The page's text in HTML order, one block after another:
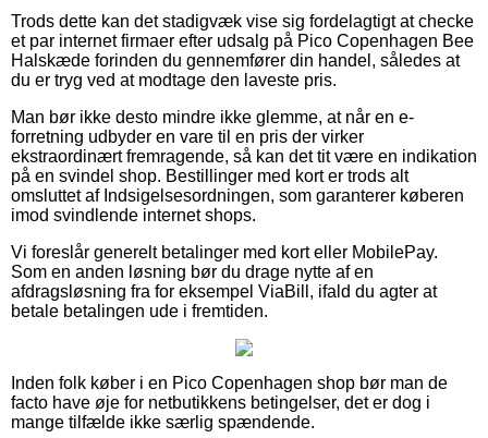
Trods dette kan det stadigvæk vise sig fordelagtigt at checke
et par internet firmaer efter udsalg på Pico Copenhagen Bee
Halskæde forinden du gennemfører din handel, således at
du er tryg ved at modtage den laveste pris.
Man bør ikke desto mindre ikke glemme, at når en e-
forretning udbyder en vare til en pris der virker
ekstraordinært fremragende, så kan det tit være en indikation
på en svindel shop. Bestillinger med kort er trods alt
omsluttet af Indsigelsesordningen, som garanterer køberen
imod svindlende internet shops.
Vi foreslår generelt betalinger med kort eller MobilePay.
Som en anden løsning bør du drage nytte af en
afdragsløsning fra for eksempel ViaBill, ifald du agter at
betale betalingen ude i fremtiden.
Inden folk køber i en Pico Copenhagen shop bør man de
facto have øje for netbutikkens betingelser, det er dog i
mange tilfælde ikke særlig spændende.